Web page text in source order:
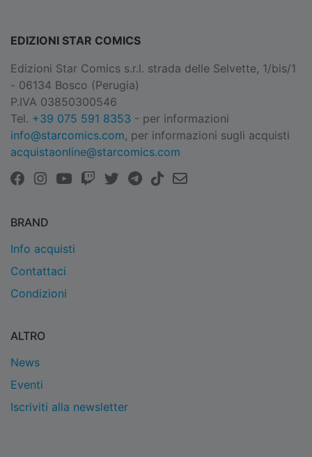
EDIZIONI STAR COMICS
Edizioni Star Comics s.r.l. strada delle Selvette, 1/bis/1
- 06134 Bosco (Perugia)
P.IVA 03850300546
Tel. +39 075 591 8353 - per informazioni
info@starcomics.com, per informazioni sugli acquisti
acquistaonline@starcomics.com
BRAND
Info acquisti
Contattaci
Condizioni
ALTRO
News
Eventi
Iscriviti alla newsletter